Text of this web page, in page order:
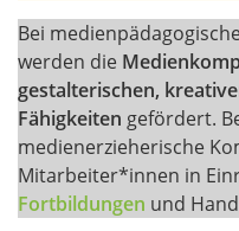
Bei
werden die
gestalterischen,
Fähigkeiten gefördert.
medienerzieherische
Mitarbeiter*innen in
Fortbildungen und